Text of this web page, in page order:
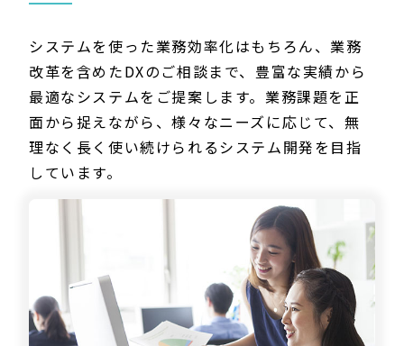
システムを使った業務効率化はもちろん、業務
改革を含めたDXのご相談まで、豊富な実績から
最適なシステムをご提案します。業務課題を正
面から捉えながら、様々なニーズに応じて、無
理なく長く使い続けられるシステム開発を目指
しています。